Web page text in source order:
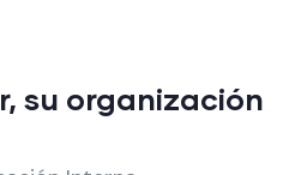
su organización